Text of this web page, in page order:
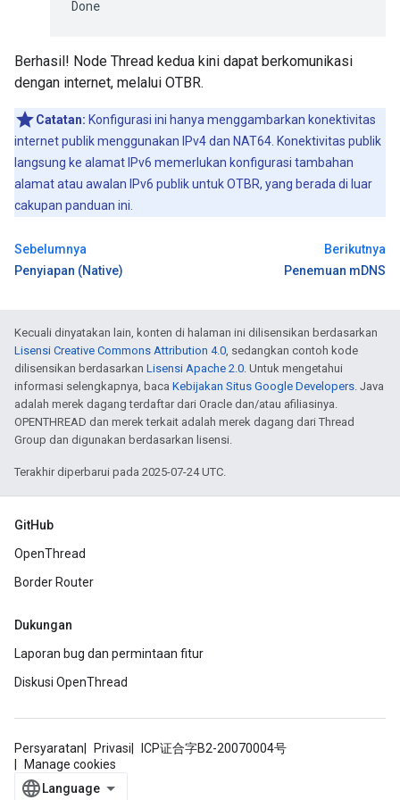
Berhasil! Node Thread kedua kini dapat berkomunikasi
dengan internet, melalui OTBR.
Catatan: Konfigurasi ini hanya menggambarkan konektivitas
internet publik menggunakan IPv4 dan NAT64. Konektivitas publik
langsung ke alamat IPv6 memerlukan konfigurasi tambahan
alamat atau awalan IPv6 publik untuk OTBR, yang berada di luar
cakupan panduan ini.
Sebelumnya
Penyiapan (Native)
Berikutnya
Penemuan mDNS
Kecuali dinyatakan lain, konten di halaman ini dilisensikan berdasarkan
Lisensi Creative Commons Attribution 4.0, sedangkan contoh kode
dilisensikan berdasarkan Lisensi Apache 2.0. Untuk mengetahui
informasi selengkapnya, baca Kebijakan Situs Google Developers. Java
adalah merek dagang terdaftar dari Oracle dan/atau afiliasinya.
OPENTHREAD dan merek terkait adalah merek dagang dari Thread
Group dan digunakan berdasarkan lisensi.
Terakhir diperbarui pada 2025-07-24 UTC.
GitHub
OpenThread
Border Router
Dukungan
Laporan bug dan permintaan fitur
Diskusi OpenThread
Persyaratan Privasi
ICP证合字B2-20070004号
Manage cookies